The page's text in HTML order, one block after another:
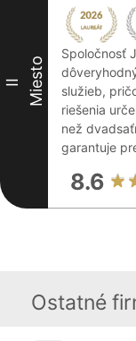
II Miesto
Spoločnosť
služieb,
riešenia
než
garantuje
8.6
Ostatné